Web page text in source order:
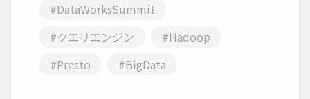
#DataWorksSummit
#クエリエンジン
#Hadoop
#Presto
#BigData